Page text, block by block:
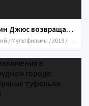
Урфин Джюс возвращается (2019)
Детский / Мультфильмы / 2019 / Россия